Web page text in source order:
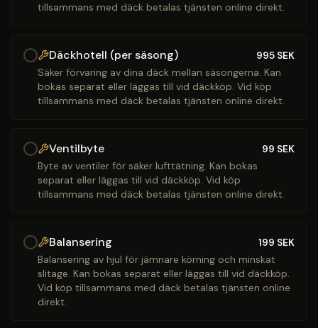
tillsammans med däck betalas tjänsten online direkt.
Däckhotell (per säsong) 995 SEK
Säker förvaring av dina däck mellan säsongerna. Kan
bokas separat eller läggas till vid däckköp. Vid köp
tillsammans med däck betalas tjänsten online direkt.
Ventilbyte 99 SEK
Byte av ventiler för säker lufttätning. Kan bokas
separat eller läggas till vid däckköp. Vid köp
tillsammans med däck betalas tjänsten online direkt.
Balansering 199 SEK
Balansering av hjul för jämnare körning och minskat
slitage. Kan bokas separat eller läggas till vid däckköp.
Vid köp tillsammans med däck betalas tjänsten online
direkt.